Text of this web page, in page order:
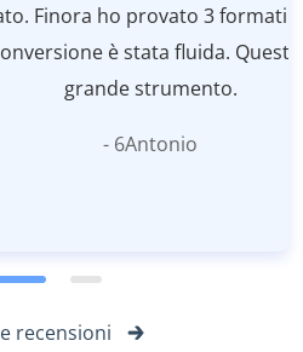
provato 3 formati diversi
fluida. Questo è un
strumento.